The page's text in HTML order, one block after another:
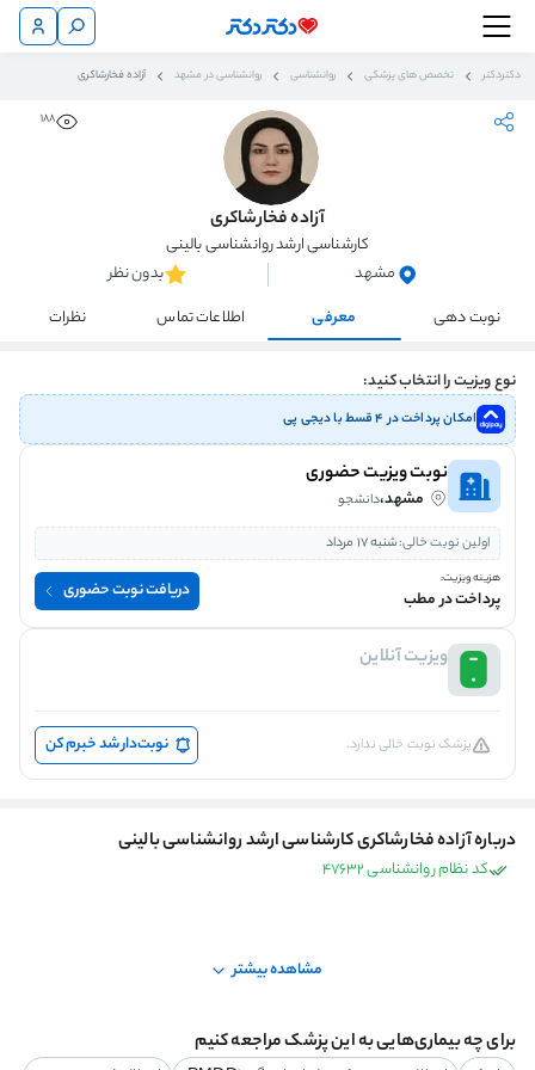
دکتردکتر تخصص های پزشکی روانشناسی روانشناسی در مشهد آزاده فخارشاکری
188
آزاده فخارشاکری
کارشناسی ارشد روانشناسی بالینی
مشهد
بدون نظر
نوبت دهی
معرفی اطلاعات تماس نظرات
نوع ویزیت را انتخاب کنید:
امکان پرداخت در ۴ قسط با دیجی پی
نوبت ویزیت حضوری
مشهد،دانشجو
اولین نوبت خالی:شنبه 17 مرداد
هزینه ویزیت:
پرداخت در مطب دریافت نوبت حضوری
ویزیت آنلاین
پزشک نوبت خالی ندارد. نوبت‌دار شد خبرم کن
درباره آزاده فخارشاکری کارشناسی ارشد روانشناسی بالینی
کد نظام روانشناسی 47632
مشاهده بیشتر
برای چه بیماری‌هایی به این پزشک مراجعه کنیم